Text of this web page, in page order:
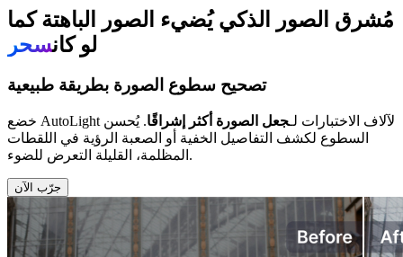
مُشرق الصور الذكي يُضيء الصور الباهتة كما
لو كانسحر
تصحيح سطوع الصورة بطريقة طبيعية
خضع AutoLight لآلاف الاختبارات لـجعل الصورة أكثر إشراقًا. يُحسن
السطوع لكشف التفاصيل الخفية أو الصعبة الرؤية في اللقطات
المظلمة، القليلة التعرض للضوء.
جرّب الآن